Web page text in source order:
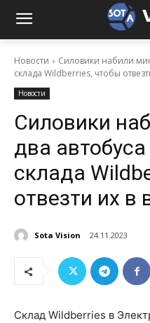
Новости
Силовики набили
склада Wildberries, чтобы
Новости
Силовики
два
склада
отвезти их в
Sota Vision 24.11.2023
Склад Wildberries в